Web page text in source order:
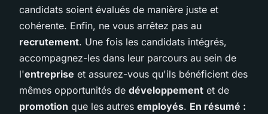
candidats soient évalués de manière juste et
cohérente. Enfin, ne vous arrêtez pas au
recrutement. Une fois les candidats intégrés,
accompagnez-les dans leur parcours au sein de
l'entreprise et assurez-vous qu'ils bénéficient des
mêmes opportunités de développement et de
promotion que les autres employés. En résumé :